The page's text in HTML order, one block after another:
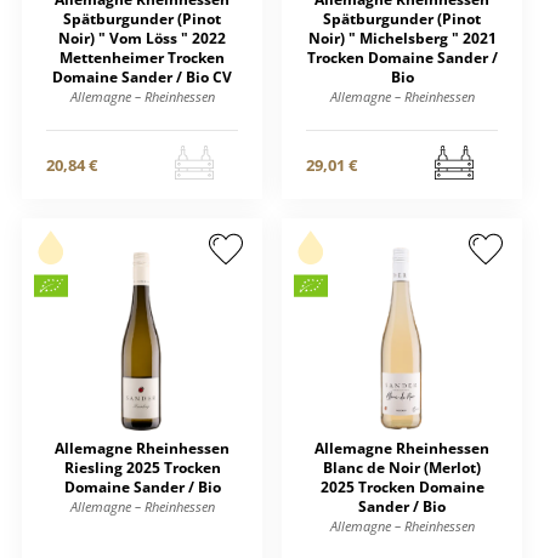
Spätburgunder (Pinot
Noir) " Vom Löss " 2022
Mettenheimer Trocken
Domaine Sander / Bio CV
Allemagne – Rheinhessen
20,84 €
Spätburgunder (Pinot
Noir) " Michelsberg " 2021
Trocken Domaine Sander /
Bio
Allemagne – Rheinhessen
29,01 €
Allemagne Rheinhessen
Riesling 2025 Trocken
Domaine Sander / Bio
Allemagne – Rheinhessen
Allemagne Rheinhessen
Blanc de Noir (Merlot)
2025 Trocken Domaine
Sander / Bio
Allemagne – Rheinhessen